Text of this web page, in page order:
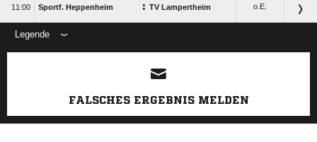
 Sportf. Heppenheim : TV Lampertheim o.E.
Legende
FALSCHES ERGEBNIS MELDEN